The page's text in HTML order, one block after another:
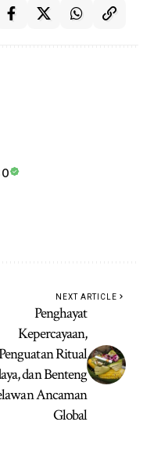
NEXT ARTICLE
Penghayat
Kepercayaan,
Ritual
dan Benteng
Ancaman
Global